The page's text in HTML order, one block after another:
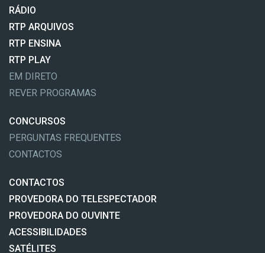
RÁDIO
RTP ARQUIVOS
RTP ENSINA
RTP PLAY
EM DIRETO
REVER PROGRAMAS
CONCURSOS
PERGUNTAS FREQUENTES
CONTACTOS
CONTACTOS
PROVEDORA DO TELESPECTADOR
PROVEDORA DO OUVINTE
ACESSIBILIDADES
SATÉLITES